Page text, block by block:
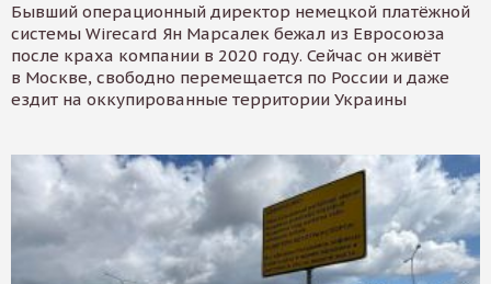
Бывший операционный директор немецкой платёжной
системы Wirecard Ян Марсалек бежал из Евросоюза
после краха компании в 2020 году. Сейчас он живёт
в Москве, свободно перемещается по России и даже
ездит на оккупированные территории Украины